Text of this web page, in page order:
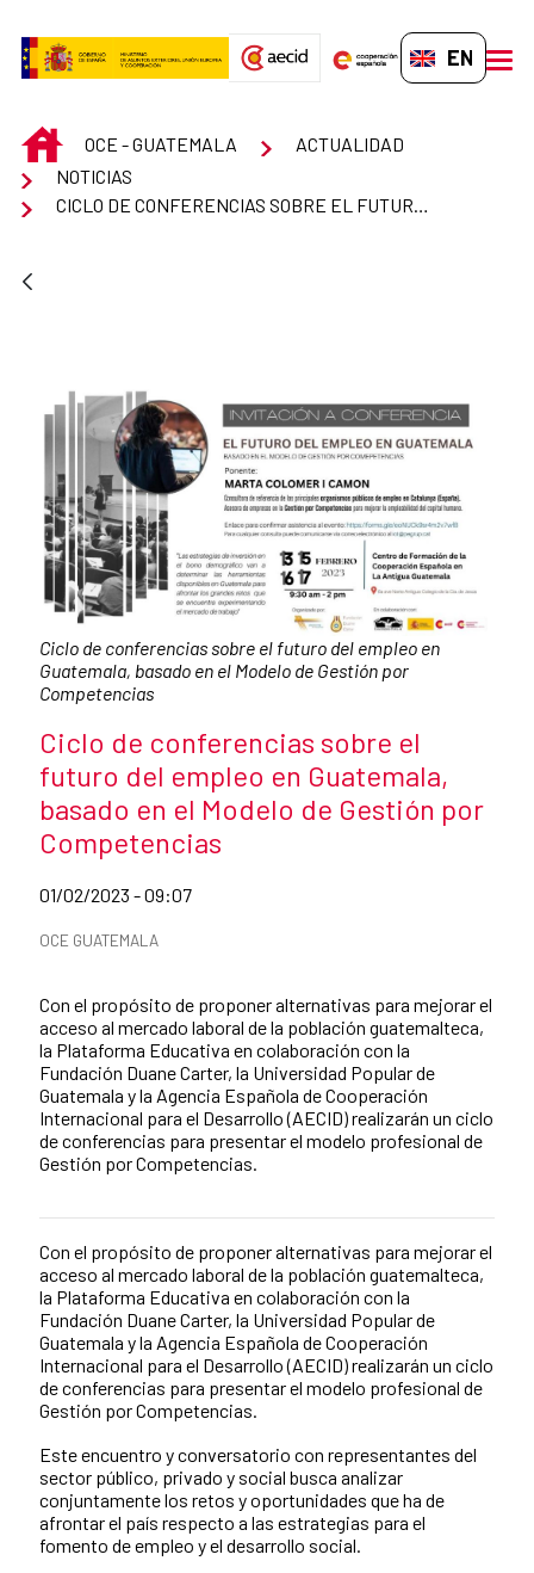
EN-GB
INICIOOCE - GUATEMALA
ACTUALIDAD
NOTICIAS
Caption:
Ciclo de conferencias sobre el futuro del empleo en
Guatemala, basado en el Modelo de Gestión por
Competencias
News title
Ciclo de conferencias sobre el
futuro del empleo en Guatemala,
basado en el Modelo de Gestión por
Competencias
Date of publication of the news item
01/02/2023 - 09:07
News categories
OCE GUATEMALA
Con el propósito de proponer alternativas para mejorar el
acceso al mercado laboral de la población guatemalteca,
la Plataforma Educativa en colaboración con la
Fundación Duane Carter, la Universidad Popular de
Guatemala y la Agencia Española de Cooperación
Internacional para el Desarrollo (AECID) realizarán un ciclo
de conferencias para presentar el modelo profesional de
Gestión por Competencias.
News content
Con el propósito de proponer alternativas para mejorar el
acceso al mercado laboral de la población guatemalteca,
la Plataforma Educativa en colaboración con la
Fundación Duane Carter, la Universidad Popular de
Guatemala y la Agencia Española de Cooperación
Internacional para el Desarrollo (AECID) realizarán un ciclo
de conferencias para presentar el modelo profesional de
Gestión por Competencias.
Este encuentro y conversatorio con representantes del
sector público, privado y social busca analizar
conjuntamente los retos y oportunidades que ha de
afrontar el país respecto a las estrategias para el
fomento de empleo y el desarrollo social.